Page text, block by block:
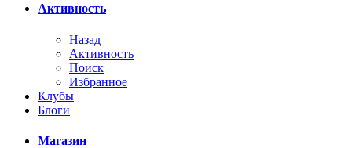
Активность
Назад
Активность
Поиск
Избранное
Клубы
Блоги
Магазин